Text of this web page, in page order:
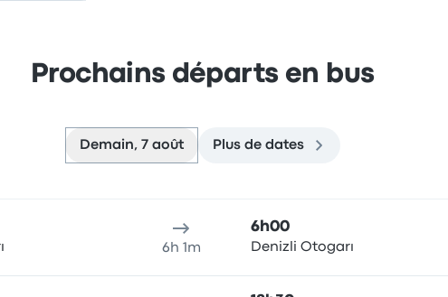
Prochains départs en bus
Demain, 7 août Plus de dates
6h 1m
6h00
Denizli Otogarı